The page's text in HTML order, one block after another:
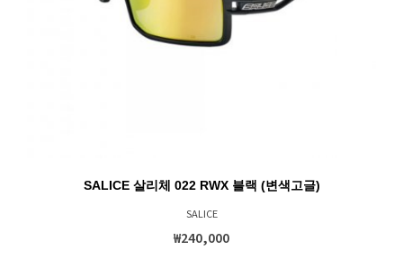
SALICE 살리체 022 RWX 블랙 (변색고글)
SALICE
₩240,000